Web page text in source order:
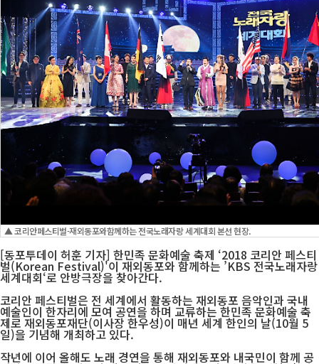
▲ 코리안페스티벌-재외동포와함께하는 전국노래자랑 세계대회 본선 현장.
[동포투데이 허훈 기자] 한민족 문화예술 축제 ‘2018 코리안 페스티
벌(Korean Festival)'이 재외동포와 함께하는 ’KBS 전국노래자랑
세계대회‘로 안방극장을 찾아간다.
코리안 페스티벌은 전 세계에서 활동하는 재외동포 음악인과 국내
예술인이 한자리에 모여 공연을 하며 교류하는 한민족 문화예술 축
제로 재외동포재단(이사장 한우성)이 매년 세계 한인의 날(10월 5
일)을 기념해 개최하고 있다.
작년에 이어 올해도 노래 경연을 통해 재외동포와 내국민이 함께 공